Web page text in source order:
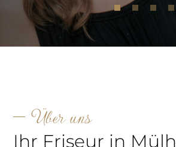
Über uns
Ihr Friseur in